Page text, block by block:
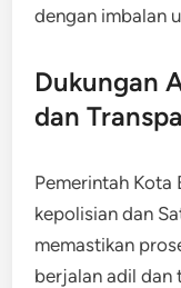
dengan imbalan
Dukungan
dan
Pemerintah Kota
kepolisian dan
memastikan
berjalan adil dan